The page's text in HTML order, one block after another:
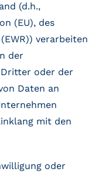
(d.h.,
(EU), des
verarbeiten
der
oder der
Daten an
mit den
oder